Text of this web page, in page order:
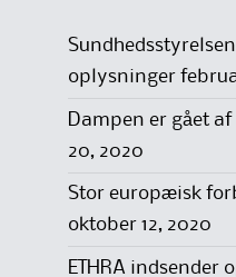
oplysninger
Dampen er gået
20, 2020
Stor europæisk
oktober 12, 2020
ETHRA indsender